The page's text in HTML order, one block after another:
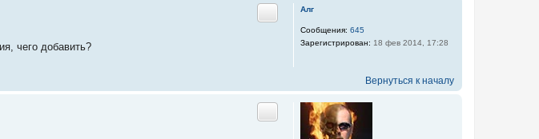
Алг
Сообщения: 645
Зарегистрирован: 18 фев 2014, 17:28
Цитата
чего добавить?
Вернуться к началу
Цитата